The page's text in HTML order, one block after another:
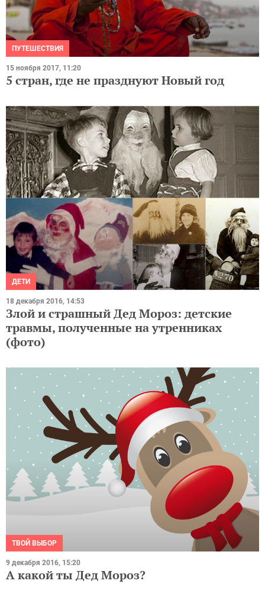
ПУТЕШЕСТВИЯ
15 ноября 2017, 11:20
5 стран, где не празднуют Новый год
ДЕТИ
18 декабря 2016, 14:53
Злой и страшный Дед Мороз: детские
травмы, полученные на утренниках
(фото)
ТВОЙ ВЫБОР
9 декабря 2016, 15:20
А какой ты Дед Мороз?